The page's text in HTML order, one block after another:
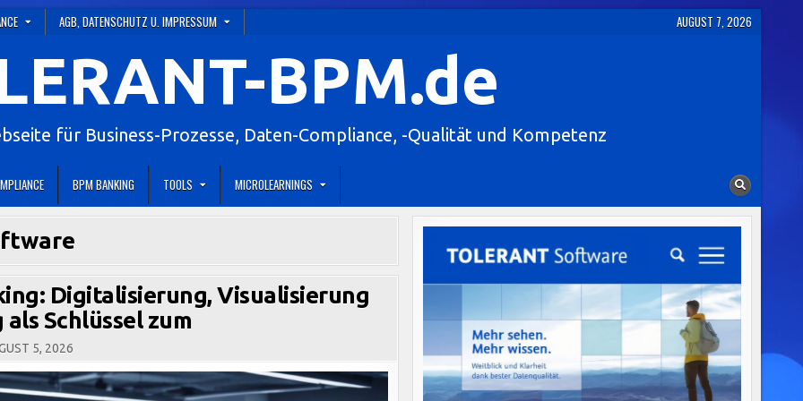
AGB, DATENSCHUTZ U. IMPRESSUM AUGUST 7, 2026
BPM.de
für Business-Prozesse, Daten-Compliance, -Qualität und Kompetenz
BPM BANKING TOOLS MICROLEARNINGS
Digitalisierung, Visualisierung
Schlüssel zum
5, 2026